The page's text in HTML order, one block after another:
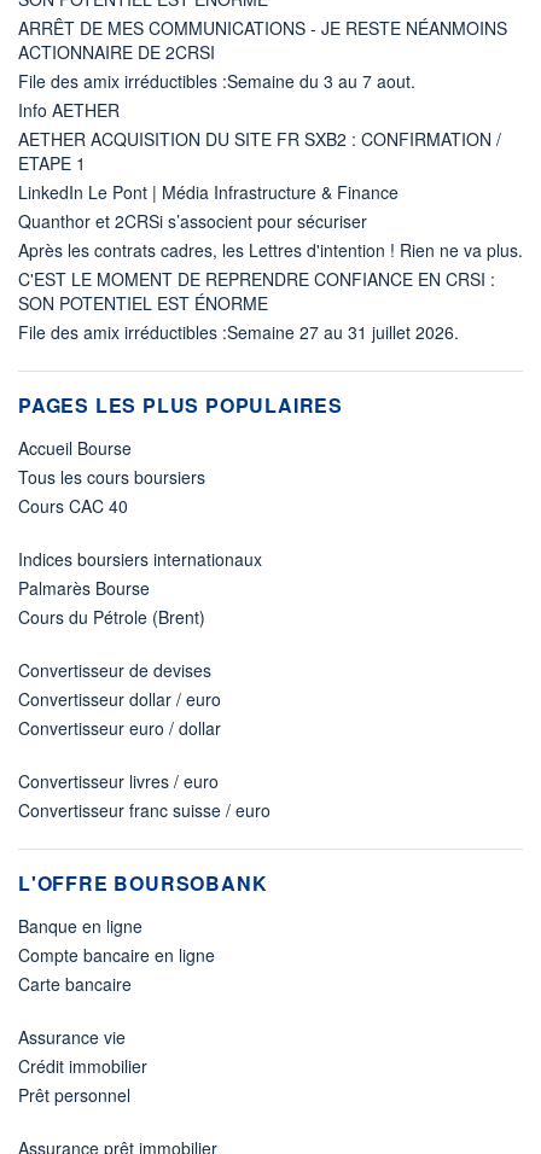
ARRÊT DE MES COMMUNICATIONS - JE RESTE NÉANMOINS
ACTIONNAIRE DE 2CRSI
File des amix irréductibles :Semaine du 3 au 7 aout.
Info AETHER
AETHER ACQUISITION DU SITE FR SXB2 : CONFIRMATION /
ETAPE 1
LinkedIn Le Pont | Média Infrastructure & Finance
Quanthor et 2CRSi s’associent pour sécuriser
Après les contrats cadres, les Lettres d'intention ! Rien ne va plus.
C'EST LE MOMENT DE REPRENDRE CONFIANCE EN CRSI :
SON POTENTIEL EST ÉNORME
File des amix irréductibles :Semaine 27 au 31 juillet 2026.
PAGES LES PLUS POPULAIRES
Accueil Bourse
Tous les cours boursiers
Cours CAC 40
Indices boursiers internationaux
Palmarès Bourse
Cours du Pétrole (Brent)
Convertisseur de devises
Convertisseur dollar / euro
Convertisseur euro / dollar
Convertisseur livres / euro
Convertisseur franc suisse / euro
L'OFFRE BOURSOBANK
Banque en ligne
Compte bancaire en ligne
Carte bancaire
Assurance vie
Crédit immobilier
Prêt personnel
Assurance prêt immobilier